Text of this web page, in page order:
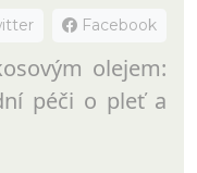
Facebook
olejem:
péči o pleť a